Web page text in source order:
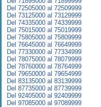
Del 72505000 al 72509999
Del 73125000 al 73129999
Del 74335000 al 74339999
Del 75015000 al 75019999
Del 75805000 al 75809999
Del 76645000 al 76649999
Del 77330000 al 77334999
Del 78075000 al 78079999
Del 78760000 al 78764999
Del 79650000 al 79654999
Del 83135000 al 83139999
Del 87735000 al 87739999
Del 92405000 al 92409999
Del 97085000 al 97089999